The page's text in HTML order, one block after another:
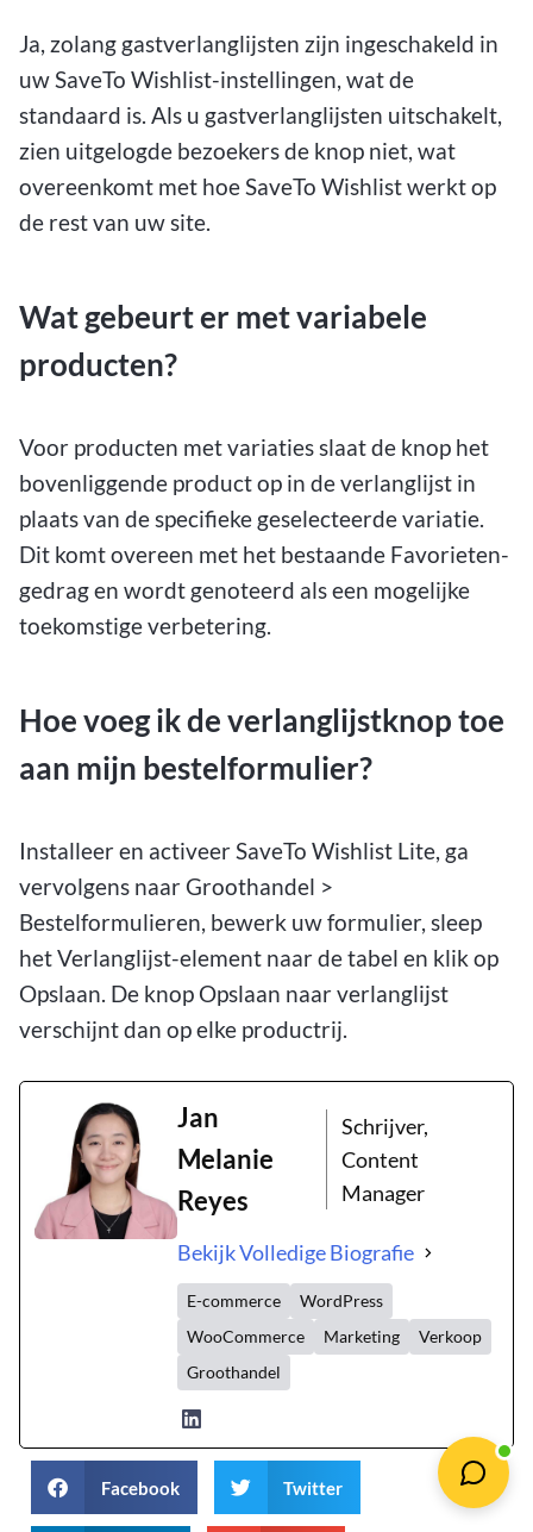
Ja, zolang gastverlanglijsten zijn ingeschakeld in
uw SaveTo Wishlist-instellingen, wat de
standaard is. Als u gastverlanglijsten uitschakelt,
zien uitgelogde bezoekers de knop niet, wat
overeenkomt met hoe SaveTo Wishlist werkt op
de rest van uw site.
Wat gebeurt er met variabele
producten?
Voor producten met variaties slaat de knop het
bovenliggende product op in de verlanglijst in
plaats van de specifieke geselecteerde variatie.
Dit komt overeen met het bestaande Favorieten-
gedrag en wordt genoteerd als een mogelijke
toekomstige verbetering.
Hoe voeg ik de verlanglijstknop toe
aan mijn bestelformulier?
Installeer en activeer SaveTo Wishlist Lite, ga
vervolgens naar Groothandel >
Bestelformulieren, bewerk uw formulier, sleep
het Verlanglijst-element naar de tabel en klik op
Opslaan. De knop Opslaan naar verlanglijst
verschijnt dan op elke productrij.
Jan
Melanie
Reyes
Schrijver,
Content
Manager
Bekijk Volledige Biografie
E-commerce
WordPress
WooCommerce
Marketing
Verkoop
Groothandel
Facebook Twitter